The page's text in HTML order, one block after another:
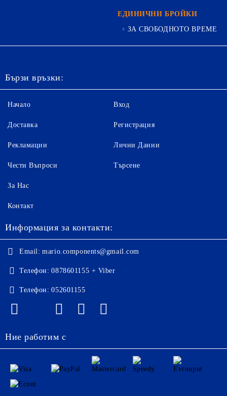
ЕДИНИЧНИ БРОЙКИ
ЗА СВОБОДНОТО ВРЕМЕ
Бързи връзки:
Начало
Доставка
Рекламации
Чести Въпроси
Вход
Регистрация
Лични Данни
Търсене
За Нас
Контакт
Информация за контакти:
Email: mario.components@gmail.com
Телефон: 0878601155 + Viber
Телефон: 052601155
Ние работим с